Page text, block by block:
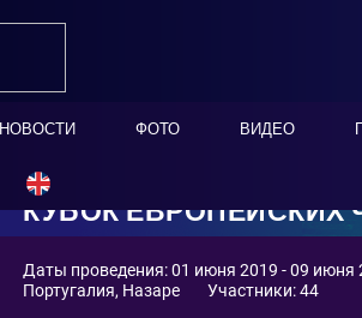
НОВОСТИ ФОТО ВИДЕО
КУБОК ЕВРОПЕЙСКИХ
2019 Мужской турнир